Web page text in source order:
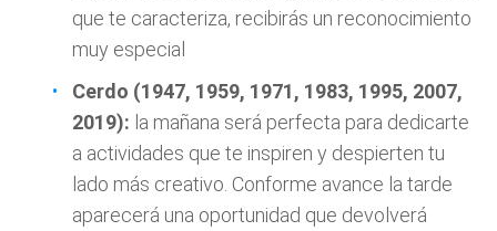
que te caracteriza, recibirás un reconocimiento
muy especial
Cerdo (1947, 1959, 1971, 1983, 1995, 2007,
2019): la mañana será perfecta para dedicarte
a actividades que te inspiren y despierten tu
lado más creativo. Conforme avance la tarde
aparecerá una oportunidad que devolverá